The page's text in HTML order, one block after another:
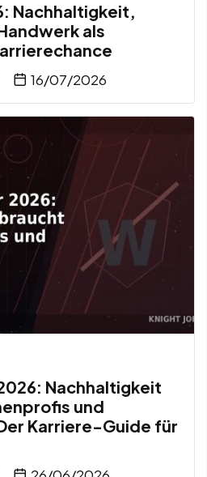
Nachhaltigkeit,
als
16/07/2026
Nachhaltigkeit
und
Karriere-Guide für